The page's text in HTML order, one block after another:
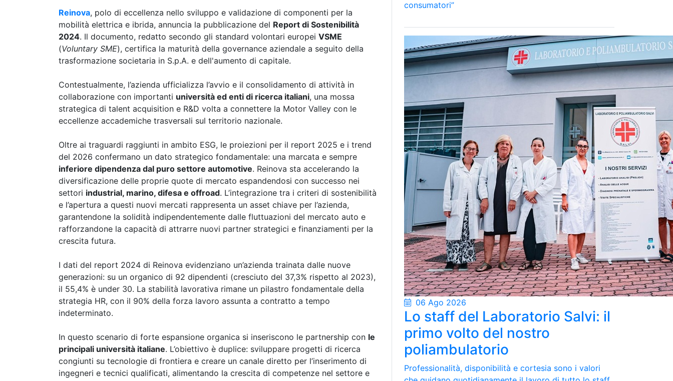
Reinova, polo di eccellenza nello sviluppo e validazione di componenti per la
mobilità elettrica e ibrida, annuncia la pubblicazione del Report di Sostenibilità
2024. Il documento, redatto secondo gli standard volontari europei VSME
(Voluntary SME), certifica la maturità della governance aziendale a seguito della
trasformazione societaria in S.p.A. e dell'aumento di capitale.
Contestualmente, l’azienda ufficializza l’avvio e il consolidamento di attività in
collaborazione con importanti università ed enti di ricerca italiani, una mossa
strategica di talent acquisition e R&D volta a connettere la Motor Valley con le
eccellenze accademiche trasversali sul territorio nazionale.
Oltre ai traguardi raggiunti in ambito ESG, le proiezioni per il report 2025 e i trend
del 2026 confermano un dato strategico fondamentale: una marcata e sempre
inferiore dipendenza dal puro settore automotive. Reinova sta accelerando la
diversificazione delle proprie quote di mercato espandendosi con successo nei
settori industrial, marino, difesa e offroad. L’integrazione tra i criteri di sostenibilità
e l’apertura a questi nuovi mercati rappresenta un asset chiave per l’azienda,
garantendone la solidità indipendentemente dalle fluttuazioni del mercato auto e
rafforzandone la capacità di attrarre nuovi partner strategici e finanziamenti per la
crescita futura.
I dati del report 2024 di Reinova evidenziano un’azienda trainata dalle nuove
generazioni: su un organico di 92 dipendenti (cresciuto del 37,3% rispetto al 2023),
il 55,4% è under 30. La stabilità lavorativa rimane un pilastro fondamentale della
strategia HR, con il 90% della forza lavoro assunta a contratto a tempo
indeterminato.
In questo scenario di forte espansione organica si inseriscono le partnership con le
principali università italiane. L’obiettivo è duplice: sviluppare progetti di ricerca
congiunti su tecnologie di frontiera e creare un canale diretto per l’inserimento di
ingegneri e tecnici qualificati, alimentando la crescita di competenze nel settore e
consumatori”
06 Ago 2026
Lo staff del Laboratorio Salvi: il
primo volto del nostro
poliambulatorio
Professionalità, disponibilità e cortesia sono i valori